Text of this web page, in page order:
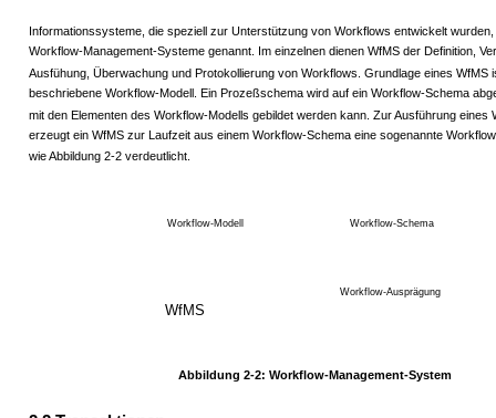
Informationssysteme, die speziell zur Unterstützung von Workflows entwickelt
Workflow-Management-Systeme genannt. Im einzelnen dienen WfMS der Definition,
Ausfühung, Überwachung und Protokollierung von Workflows. Grundlage eines WfMS
beschriebene Workflow-Modell. Ein Prozeßschema wird auf ein Workflow-Schema
mit den Elementen des Workflow-Modells gebildet werden kann. Zur Ausführung eines
erzeugt ein WfMS zur Laufzeit aus einem Workflow-Schema eine sogenannte
wie Abbildung 2-2 verdeutlicht.
Workflow-Modell Workflow-Schema
Workflow-Ausprägung
WfMS
Abbildung 2-2: Workflow-Management-System